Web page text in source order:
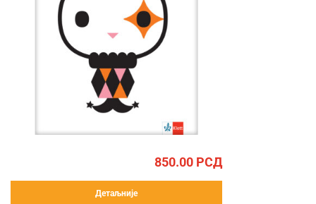
850.00 РСД
Детаљније